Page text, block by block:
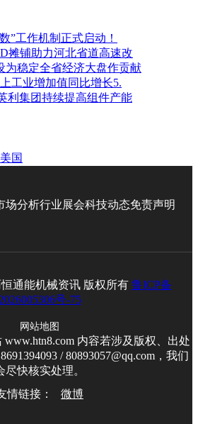
”工作机制正式启动！
摊铺助力河北省道高速改
为稳定全省经济大盘作贡献
工业增加值同比增长5.
利集团持续提高组件产能
美国
场分析行业展会科技动态免责声明
通能机械资讯 版权所有 鲁ICP备
2026005306号-75
网站地图
内容若涉及版权、出处
/ 80893057@qq.com，我们
尽快核实处理。
情链接：
微博